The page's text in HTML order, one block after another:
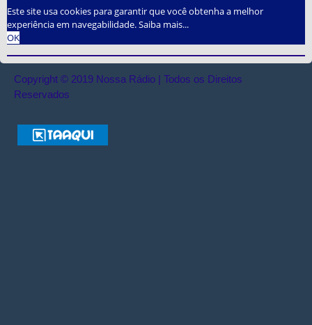
Este site usa cookies para garantir que você obtenha a melhor
experiência em navegabilidade.Saiba mais...
OK
Copyright © 2019 Nossa Rádio | Todos os Direitos
Reservados